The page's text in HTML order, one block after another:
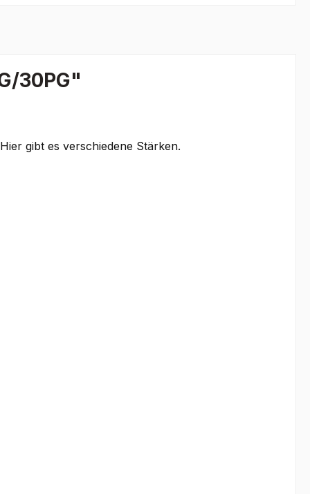
30PG"
gibt es verschiedene Stärken.